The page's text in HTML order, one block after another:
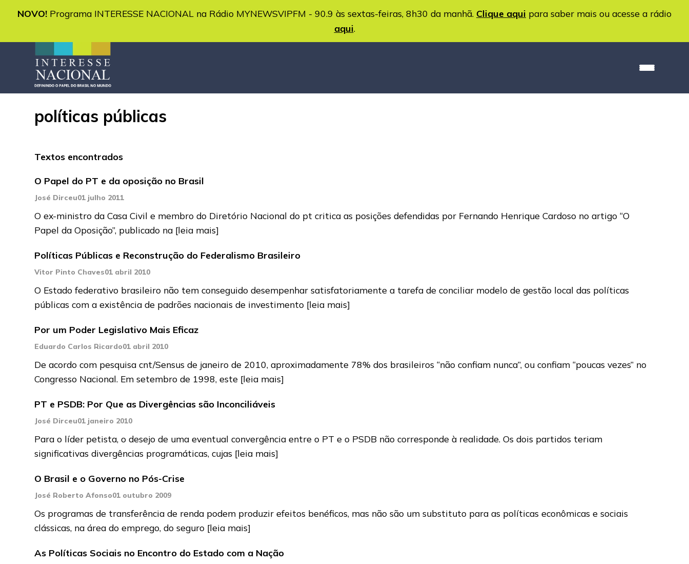
NOVO! Programa INTERESSE NACIONAL na Rádio MYNEWSVIPFM - 90.9 às sextas-feiras, 8h30 da manhã. Clique aqui para saber mais ou acesse a rádio
aqui.
políticas públicas
Textos encontrados
O Papel do PT e da oposição no Brasil
José Dirceu01 julho 2011
O ex-ministro da Casa Civil e membro do Diretório Nacional do pt critica as posições defendidas por Fernando Henrique Cardoso no artigo “O
Papel da Oposição”, publicado na [leia mais]
Políticas Públicas e Reconstrução do Federalismo Brasileiro
Vitor Pinto Chaves01 abril 2010
O Estado federativo brasileiro não tem conseguido desempenhar satisfatoriamente a tarefa de conciliar modelo de gestão local das políticas
públicas com a existência de padrões nacionais de investimento [leia mais]
Por um Poder Legislativo Mais Eficaz
Eduardo Carlos Ricardo01 abril 2010
De acordo com pesquisa cnt/Sensus de janeiro de 2010, aproximadamente 78% dos brasileiros “não confiam nunca”, ou confiam “poucas vezes” no
Congresso Nacional. Em setembro de 1998, este [leia mais]
PT e PSDB: Por Que as Divergências são Inconciliáveis
José Dirceu01 janeiro 2010
Para o líder petista, o desejo de uma eventual convergência entre o PT e o PSDB não corresponde à realidade. Os dois partidos teriam
significativas divergências programáticas, cujas [leia mais]
O Brasil e o Governo no Pós-Crise
José Roberto Afonso01 outubro 2009
Os programas de transferência de renda podem produzir efeitos benéficos, mas não são um substituto para as políticas econômicas e sociais
clássicas, na área do emprego, do seguro [leia mais]
As Políticas Sociais no Encontro do Estado com a Nação